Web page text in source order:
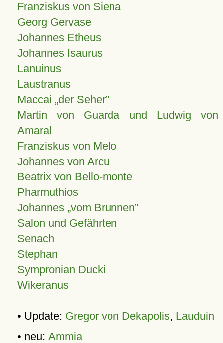
Franziskus von Siena
Georg Gervase
Johannes Etheus
Johannes Isaurus
Lanuinus
Laustranus
Maccai „der Seher”
Martin von Guarda und Ludwig von
Amaral
Franziskus von Melo
Johannes von Arcu
Beatrix von Bello-monte
Pharmuthios
Johannes vom Brunnen
Salon und Gefährten
Senach
Stephan
Sympronian Ducki
Wikeranus
• Update: Gregor von Dekapolis, Lauduin
• neu: Ammia